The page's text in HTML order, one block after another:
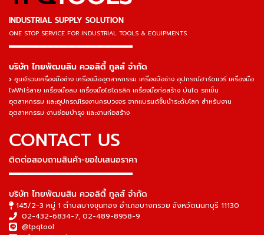
INDUSTRIAL SUPPLY SOLUTION
ONE STOP SERVICE FOR INDUSTRIAL TOOLS & EQUIPMENTS
▬▬▬▬▬▬▬▬▬▬▬▬▬▬▬
บริษัท ไทยพัฒนสิน ควอลิตี้ ทูลส์ จำกัด
ศูนย์รวมเครื่องมือช่าง เครื่องมืออุตสาหกรรม เครื่องมือช่าง อุปกรณ์ฮาร์ดแวร์ เครื่องมือ
ไฟฟ้าไร้สาย เครื่องมือลม เครื่องมือไฮโดรลิค เครื่องมือก่อสร้าง บันได รถเข็น
อุตสาหกรรม และอุปกรณ์โรงงานครบวงจร จากแบรนด์ชั้นนำระดับโลก สำหรับงาน
อุตสาหกรรม งานซ่อมบำรุง และงานก่อสร้าง
CONTACT US
ติดต่อสอบถามสินค้า-ขอใบเสนอราคา
▬▬▬▬▬▬▬▬▬▬▬▬▬▬▬
บริษัท ไทยพัฒนสิน ควอลิตี้ ทูลส์ จำกัด
145/2-3 หมู่ 1 ตำบลบางขุนกอง อำเภอบางกรวย จังหวัดนนทบุรี 11130
02-432-6834-7, 02-489-8958-9
@tpqtool